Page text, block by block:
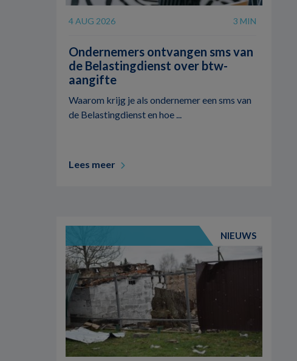
4 AUG 2026 3 MIN
Ondernemers ontvangen sms van
de Belastingdienst over btw-
aangifte
Waarom krijg je als ondernemer een sms van
de Belastingdienst en hoe ...
Lees meer
NIEUWS